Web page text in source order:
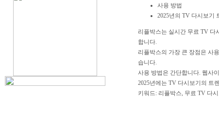
사용 방법
2025년의 TV 다시보기
리플박스는 실시간 무료 TV 다
합니다.
리플박스의 가장 큰 장점은 사
습니다.
사용 방법은 간단합니다. 웹사
2025년에는 TV 다시보기의 트
키워드: 리플박스, 무료 TV 다